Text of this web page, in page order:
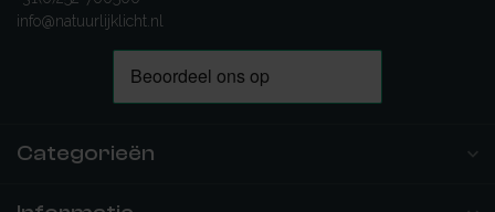
info@natuurlijklicht.nl
Categorieën